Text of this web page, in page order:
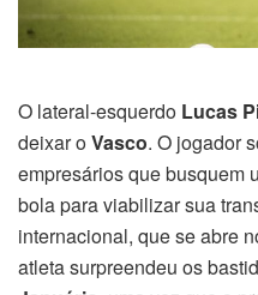
O lateral-esquerdo Lucas
deixar oVasco. O jogador
empresários que busquem
bola para viabilizar sua
internacional, que se abre
atleta surpreendeu os